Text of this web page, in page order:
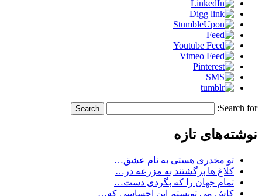
Search for:
نوشته‌های تازه
تو مخدری هستی به نام عشق…
کلاغ ها برگشتند به مزرعه در…
تمام جهان را که بگردی دست…
کاش می تونستم این احساسی که…